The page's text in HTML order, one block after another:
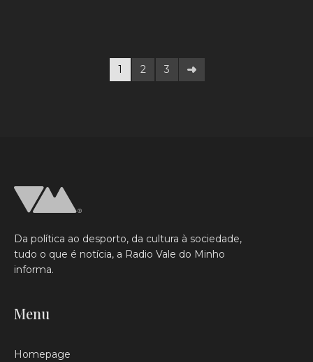
1 2 3
Da política ao desporto, da cultura à sociedade,
tudo o que é notícia, a Radio Vale do Minho
informa.
Menu
Homepage